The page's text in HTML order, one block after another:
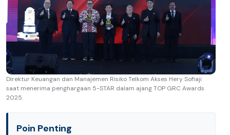
Direktur Keuangan dan Manajemen Risiko Telkom Akses Hery Sofiaji
saat menerima penghargaan 5-STAR dalam ajang TOP GRC Awards
2025.
Poin Penting